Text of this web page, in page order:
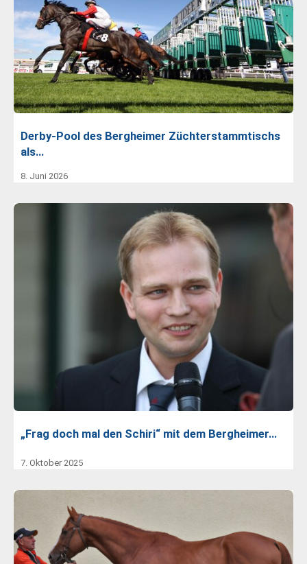
Derby-Pool des Bergheimer Züchterstammtischs
als…
8. Juni 2026
„Frag doch mal den Schiri“ mit dem Bergheimer…
7. Oktober 2025